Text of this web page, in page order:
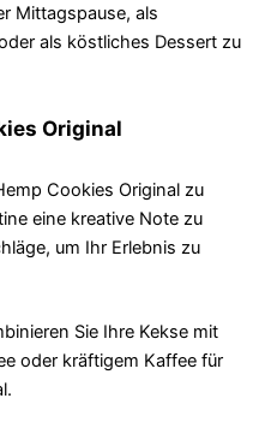
Mittagspause, als
als köstliches Dessert zu
Original
Cookies Original zu
eine kreative Note zu
um Ihr Erlebnis zu
Sie Ihre Kekse mit
oder kräftigem Kaffee für